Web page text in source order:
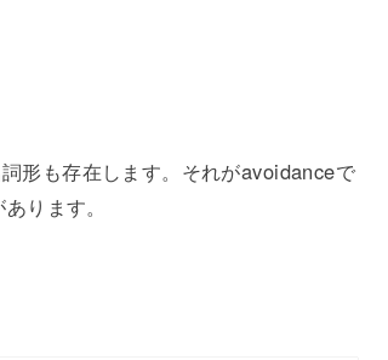
形も存在します。それがavoidanceで
ります。